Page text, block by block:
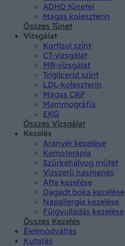
ADHD tünetei
Magas koleszterin
Összes Tünet
Vizsgálat
Kortizol szint
CT-vizsgálat
MR-vizsgálat
Triglicerid szint
LDL-koleszterin
Magas CRP
Mammográfia
EKG
Összes Vizsgálat
Kezelés
Aranyér kezelése
Kemoterápia
Szürkehályog műtét
Vízszerű hasmenés
Afta kezelése
Dagadt boka kezelése
Napallergia kezelése
Fülgyulladás kezelése
Összes Kezelés
Életmódváltás
Kutatás